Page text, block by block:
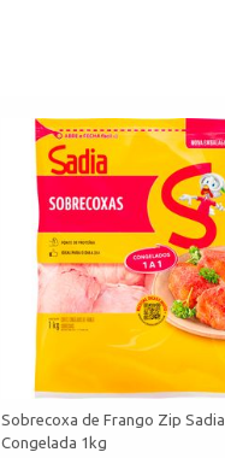
Sobrecoxa de Frango Zip Sadia
Congelada 1kg